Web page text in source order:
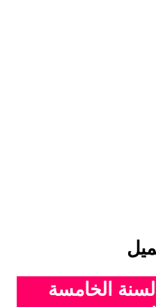
الخامسة